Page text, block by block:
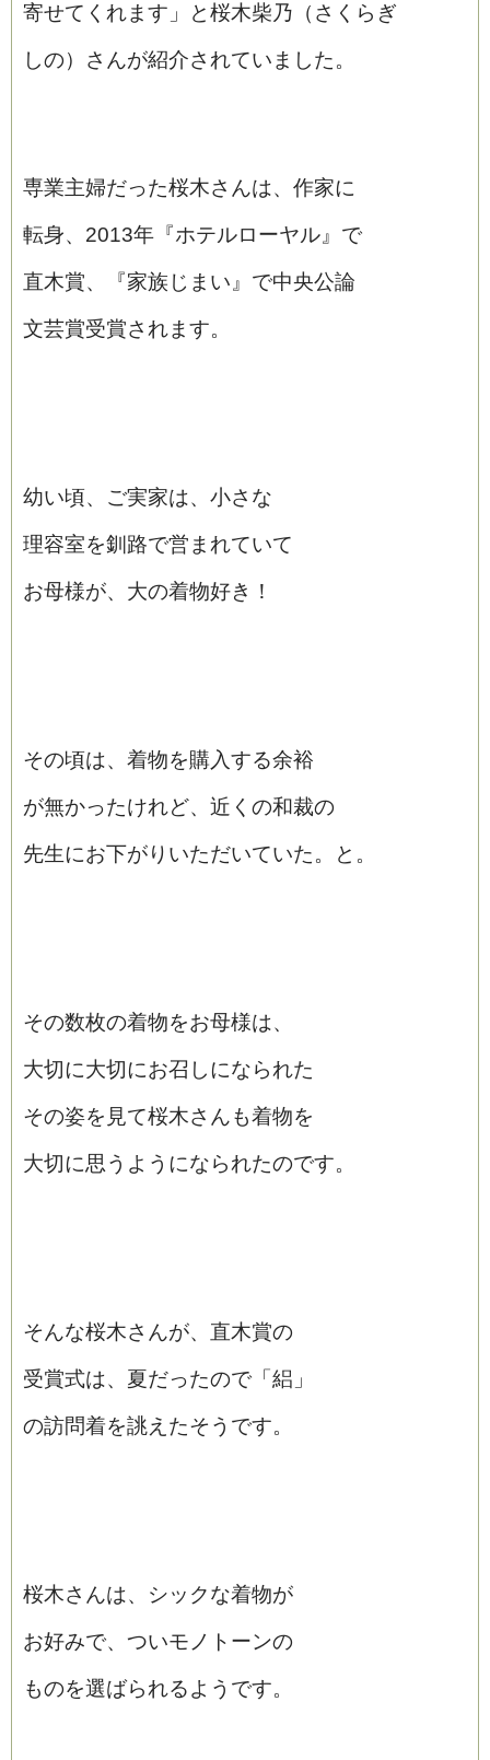
寄せてくれます」と桜木柴乃（さくらぎ
しの）さんが紹介されていました。
専業主婦だった桜木さんは、作家に
転身、2013年『ホテルローヤル』で
直木賞、『家族じまい』で中央公論
文芸賞受賞されます。
幼い頃、ご実家は、小さな
理容室を釧路で営まれていて
お母様が、大の着物好き！
その頃は、着物を購入する余裕
が無かったけれど、近くの和裁の
先生にお下がりいただいていた。と。
その数枚の着物をお母様は、
大切に大切にお召しになられた
その姿を見て桜木さんも着物を
大切に思うようになられたのです。
そんな桜木さんが、直木賞の
受賞式は、夏だったので「絽」
の訪問着を誂えたそうです。
桜木さんは、シックな着物が
お好みで、ついモノトーンの
ものを選ばられるようです。